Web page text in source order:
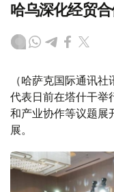
哈乌深化经贸
（哈萨克国际通讯
代表日前在塔什干举
和产业协作等议题展
展。